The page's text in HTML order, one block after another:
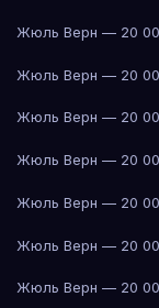
Жюль Верн — 20
Жюль Верн — 20
Жюль Верн — 20
Жюль Верн — 20
Жюль Верн — 20
Жюль Верн — 20
Жюль Верн — 20